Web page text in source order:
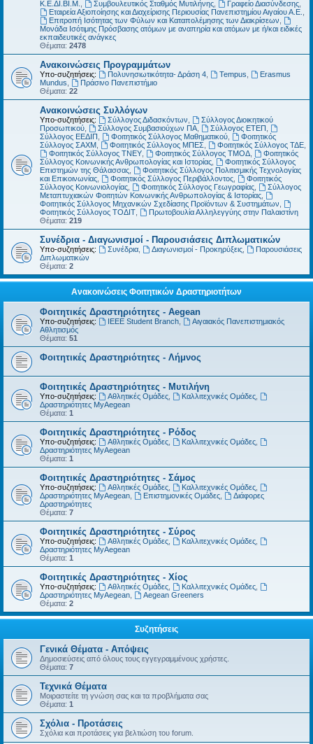
Κ.Ε.ΔΙ.ΒΙ.Μ.
Συμβουλευτικός Σταθμός Μυτιλήνης, Γραφείο Διασύνδεσης,
Εταιρεία Αξιοποίησης και Διαχείρισης Περιουσίας Πανεπιστημίου Αιγαίου Α.Ε.
Επιτροπή Ισότητας των Φύλων και Καταπολέμησης των Διακρίσεων
Μονάδα Ισότιμης Πρόσβασης ατόμων με αναπηρία και ατόμων με ή/και ειδικές
εκπαιδευτικές ανάγκες
Θέματα: 2478
Ανακοινώσεις Προγραμμάτων
Υπο-συζητήσεις: Πολυνησιωτικότητα- Δράση 4, Tempus
Erasmus
Mundus
Πράσινο Πανεπιστήμιο
Θέματα: 22
Ανακοινώσεις Συλλόγων
Υπο-συζητήσεις: Σύλλογος Διδασκόντων
Σύλλογος Διοικητικού
Προσωπικού
Σύλλογος Συμβασιούχων ΠΑ, Σύλλογος ΕΤΕΠ
Σύλλογος ΕΕΔΙΠ
Φοιτητικός Σύλλογος Μαθηματικού,
Φοιτητικός
Σύλλογος ΣΑΧΜ
Φοιτητικός Σύλλογος ΜΠΕΣ Φοιτητικός Σύλλογος ΤΔΕ,
Φοιτητικός Σύλλογος ΤΝΕΥ, Φοιτητικός Σύλλογος ΤΜΟΔ,
Φοιτητικός
Σύλλογος Κοινωνικής Ανθρωπολογίας και Ιστορίας
Φοιτητικός Σύλλογος
Επιστημών της Θάλασσας
Φοιτητικός Σύλλογος Πολιτισμικής Τεχνολογίας
και Επικοινωνίας
Φοιτητικός Σύλλογος Περιβάλλοντος,
Φοιτητικός
Σύλλογος Κοινωνιολογίας
Φοιτητικός Σύλλογος Γεωγραφίας,
Σύλλογος
Μεταπτυχιακών Φοιτητών Κοινωνικής Ανθρωπολογίας & Ιστορίας
Φοιτητικός Σύλλογος Μηχανικών Σχεδίασης Προϊόντων & Συστημάτων
Φοιτητικός Σύλλογος ΤΟΔΙΤ
Πρωτοβουλία Αλληλεγγύης στην Παλαιστίνη
Θέματα: 219
Συνέδρια - Διαγωνισμοί - Παρουσιάσεις Διπλωματικών
Υπο-συζητήσεις: Συνέδρια, Διαγωνισμοί - Προκηρύξεις,
Παρουσιάσεις
Διπλωματικών
Θέματα: 2
Ανακοινώσεις Φοιτητικών Δραστηριοτήτων
Φοιτητικές Δραστηριότητες - Aegean
Υπο-συζητήσεις: IEEE Student Branch,
Αιγαιακός Πανεπιστημιακός
Αθλητισμός
Θέματα: 51
Φοιτητικές Δραστηριότητες - Λήμνος
Φοιτητικές Δραστηριότητες - Μυτιλήνη
Υπο-συζητήσεις: Αθλητικές Ομάδες, Καλλιτεχνικές Ομάδες,
Δραστηριότητες MyAegean
Θέματα: 1
Φοιτητικές Δραστηριότητες - Ρόδος
Υπο-συζητήσεις: Αθλητικές Ομάδες, Καλλιτεχνικές Ομάδες,
Δραστηριότητες MyAegean
Θέματα: 1
Φοιτητικές Δραστηριότητες - Σάμος
Υπο-συζητήσεις: Αθλητικές Ομάδες, Καλλιτεχνικές Ομάδες,
Δραστηριότητες MyAegean
Επιστημονικές Ομάδες,
Διάφορες
Δραστηριότητες
Θέματα: 7
Φοιτητικές Δραστηριότητες - Σύρος
Υπο-συζητήσεις: Αθλητικές Ομάδες, Καλλιτεχνικές Ομάδες,
Δραστηριότητες MyAegean
Θέματα: 1
Φοιτητικές Δραστηριότητες - Χίος
Υπο-συζητήσεις: Αθλητικές Ομάδες, Καλλιτεχνικές Ομάδες,
Δραστηριότητες MyAegean
Aegean Greeners
Θέματα: 2
Συζητήσεις
Γενικά Θέματα - Απόψεις
Δημοσιεύσεις από όλους τους εγγεγραμμένους χρήστες.
Θέματα: 7
Τεχνικά Θέματα
Μοιραστείτε τη γνώση σας και τα προβλήματα σας
Θέματα: 1
Σχόλια - Προτάσεις
Σχόλια και προτάσεις για βελτιώση του forum.